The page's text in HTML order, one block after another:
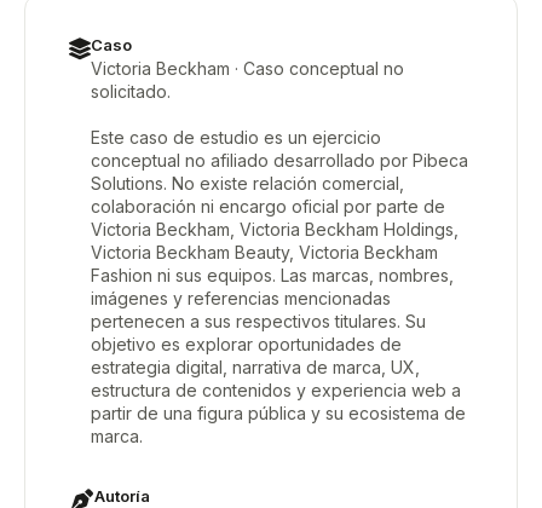
Caso
Victoria Beckham · Caso conceptual no
solicitado.
Este caso de estudio es un ejercicio
conceptual no afiliado desarrollado por Pibeca
Solutions. No existe relación comercial,
colaboración ni encargo oficial por parte de
Victoria Beckham, Victoria Beckham Holdings,
Victoria Beckham Beauty, Victoria Beckham
Fashion ni sus equipos. Las marcas, nombres,
imágenes y referencias mencionadas
pertenecen a sus respectivos titulares. Su
objetivo es explorar oportunidades de
estrategia digital, narrativa de marca, UX,
estructura de contenidos y experiencia web a
partir de una figura pública y su ecosistema de
marca.
Autoría